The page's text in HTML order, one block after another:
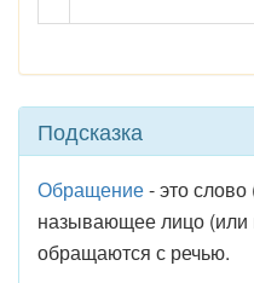
Подсказка
Обращение- это
называющее лицо (или
обращаются с речью.